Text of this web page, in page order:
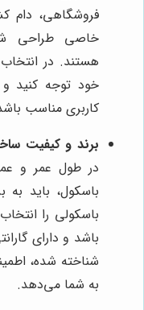
فروشگاهی، دام
خاصی طراحی
هستند. در
خود توجه کنید و
کاربری مناسب
برند و کیفیت
در طول عمر و
باسکول، باید
باسکولی را
باشد و دارای
شناخته شده،
به شما می‌دهد.